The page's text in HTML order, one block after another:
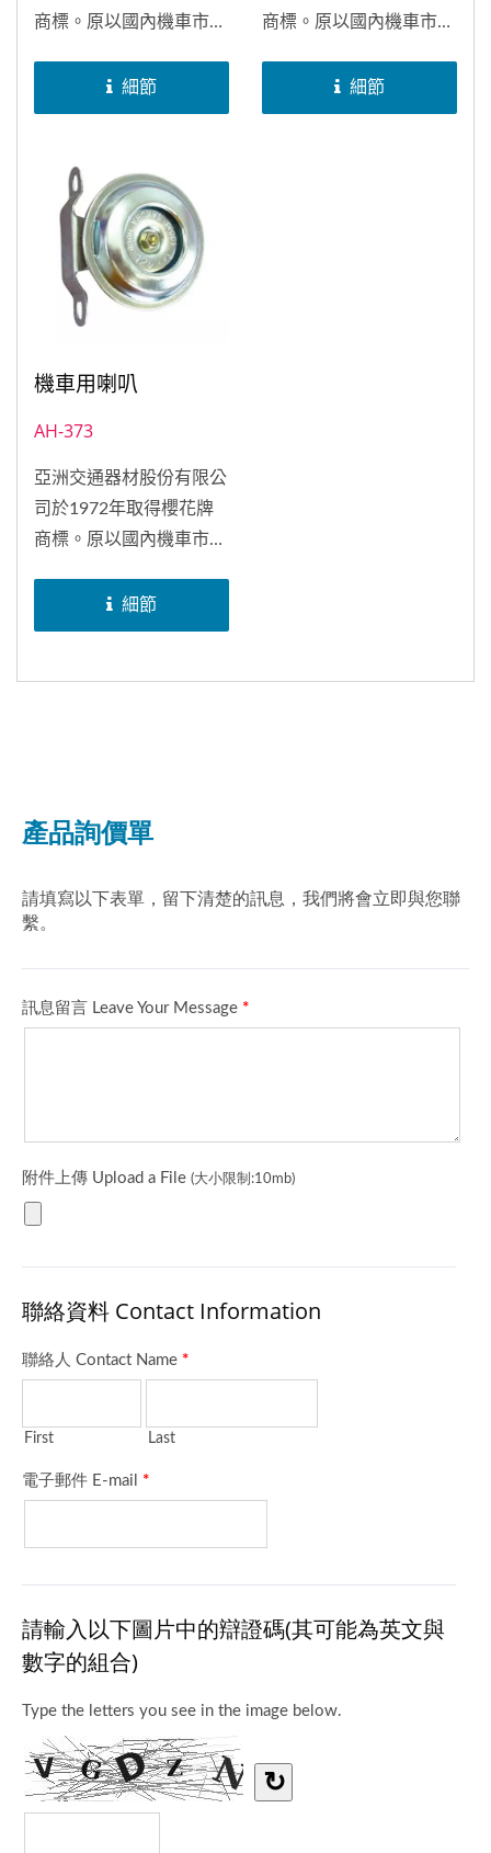
商標。原以國內機車市場
公司（YAMAHA...
細節
商標。原以國內機車市場
公司（YAMAHA...
細節
機車用喇叭
AH-373
亞洲交通器材股份有限公
司於1972年取得櫻花牌
商標。原以國內機車市場
公司（YAMAHA...
細節